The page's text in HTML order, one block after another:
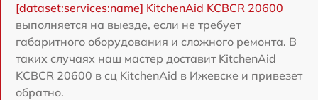
[dataset:services:name] KitchenAid KCBCR 20600
выполняется на выезде, если не требует
габаритного оборудования и сложного ремонта. В
таких случаях наш мастер доставит KitchenAid
KCBCR 20600 в сц KitchenAid в Ижевске и привезет
обратно.